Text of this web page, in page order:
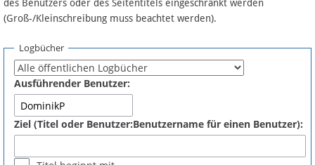
Fördermitglied werden
Fehler melden
des Benutzers oder des Seitentitels eingeschränkt werden
(Groß-/Kleinschreibung muss beachtet werden).
Logbücher
Ausführender Benutzer:
Ziel (Titel oder Benutzer:Benutzername für einen Benutzer):